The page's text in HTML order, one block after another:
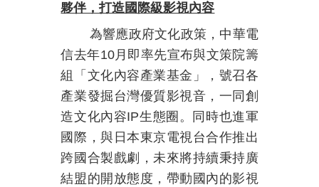
夥伴，打造國際級影視內容
為響應政府文化政策，中華電
信去年10月即率先宣布與文策院籌
組「文化內容產業基金」，號召各
產業發掘台灣優質影視音，一同創
造文化內容IP生態圈。同時也進軍
國際，與日本東京電視台合作推出
跨國合製戲劇，未來將持續秉持廣
結盟的開放態度，帶動國內的影視